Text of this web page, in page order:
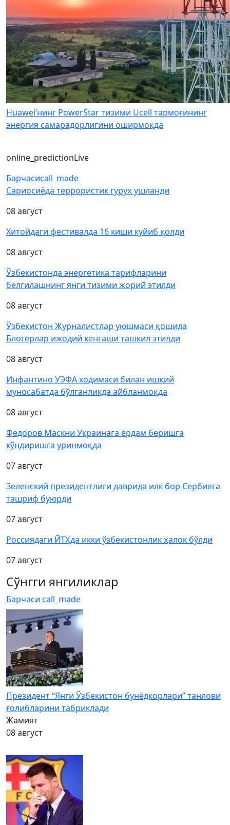
Huawei’нинг PowerStar тизими Ucell тармоғининг
энергия самарадорлигини оширмоқда
online_predictionLive
Барчасиcall_made
Сариосиёда террористик гуруҳ ушланди
08 август
Хитойдаги фестивалда 16 киши куйиб қолди
08 август
Ўзбекистонда энергетика тарифларини
белгилашнинг янги тизими жорий этилди
08 август
Ўзбекистон Журналистлар уюшмаси қошида
Блогерлар ижодий кенгаши ташкил этилди
08 август
Инфантино УЭФА ходимаси билан ишқий
муносабатда бўлганликда айбланмоқда
08 август
Фёдоров Маскни Украинага ёрдам беришга
кўндиришга уринмоқда
07 август
Зеленский президентлиги даврида илк бор Сербияга
ташриф буюрди
07 август
Россиядаги ЙТҲда икки ўзбекистонлик ҳалок бўлди
07 август
Сўнгги янгиликлар
Барчаси call_made
Президент “Янги Ўзбекистон бунёдкорлари” танлови
ғолибларини табриклади
Жамият
08 август